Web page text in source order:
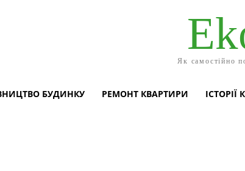
Як самостійно
БУДИНКУ РЕМОНТ КВАРТИРИ ІСТОРІЇ